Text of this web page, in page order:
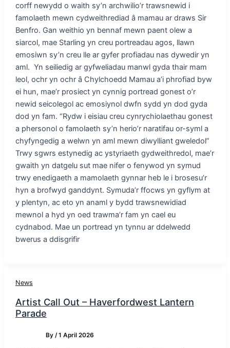
corff newydd o waith sy’n archwilio’r trawsnewid i
famolaeth mewn cydweithrediad â mamau ar draws Sir
Benfro. Gan weithio yn bennaf mewn paent olew a
siarcol, mae Starling yn creu portreadau agos, llawn
emosiwn sy’n creu lle ar gyfer profiadau nas dywedir yn
aml. Yn seiliedig ar gyfweliadau manwl gyda thair mam
leol, ochr yn ochr â Chylchoedd Mamau a’i phrofiad byw
ei hun, mae’r prosiect yn cynnig portread gonest o’r
newid seicolegol ac emosiynol dwfn sydd yn dod gyda
dod yn fam. “Rydw i eisiau creu cynrychiolaethau gonest
a phersonol o famolaeth sy’n herio’r naratifau or-syml a
chyfyngedig a welwn yn aml mewn diwylliant gweledol”
Trwy sgwrs estynedig ac ystyriaeth gydweithredol, mae’r
gwaith yn datgelu sut mae nifer o fenywod yn symud
trwy enedigaeth a mamolaeth gynnar heb le i brosesu’r
hyn a brofwyd ganddynt. Symuda’r ffocws yn gyflym at
y plentyn, ac eto yn anaml y bydd trawsnewidiad
mewnol a hyd yn oed trawma’r fam yn cael eu
cydnabod. Mae un portread yn tynnu ar ddelwedd
bwerus a ddisgrifir
News
Artist Call Out – Haverfordwest Lantern
Parade
By/1 April 2026